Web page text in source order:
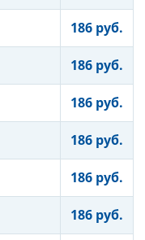
186 руб.
186 руб.
186 руб.
186 руб.
186 руб.
186 руб.